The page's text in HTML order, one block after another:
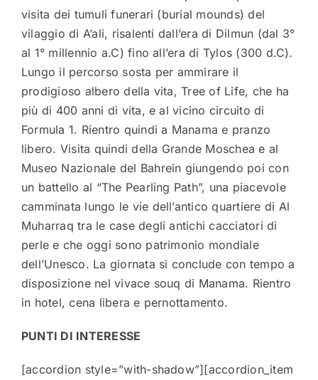
visita dei tumuli funerari (burial mounds) del
vilaggio di A’ali, risalenti dall’era di Dilmun (dal 3°
al 1° millennio a.C) fino all’era di Tylos (300 d.C).
Lungo il percorso sosta per ammirare il
prodigioso albero della vita, Tree of Life, che ha
più di 400 anni di vita, e al vicino circuito di
Formula 1. Rientro quindi a Manama e pranzo
libero. Visita quindi della Grande Moschea e al
Museo Nazionale del Bahrein giungendo poi con
un battello al “The Pearling Path”, una piacevole
camminata lungo le vie dell’antico quartiere di Al
Muharraq tra le case degli antichi cacciatori di
perle e che oggi sono patrimonio mondiale
dell’Unesco. La giornata si conclude con tempo a
disposizione nel vivace souq di Manama. Rientro
in hotel, cena libera e pernottamento.
PUNTI DI INTERESSE
[accordion style=”with-shadow”][accordion_item